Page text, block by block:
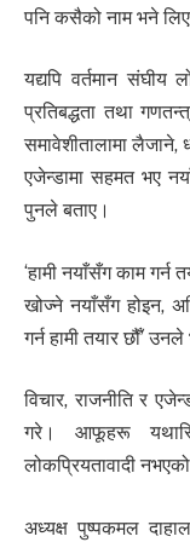
पनि कसैको नाम भने
यद्यपि वर्तमान संघीय
प्रतिबद्धता तथा
समावेशीतालामा लैजाने,
एजेन्डामा सहमत भए
पुनले बताए।
‘हामी नयाँसँग काम
खोज्ने नयाँसँग होइन,
गर्न हामी तयार छौँ’
विचार, राजनीति र
गरे। आफूहरू
लोकप्रियतावादी
अध्यक्ष पुष्पकमल